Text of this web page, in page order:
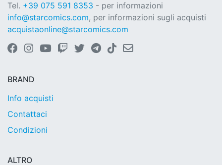
Tel. +39 075 591 8353 - per informazioni
info@starcomics.com, per informazioni sugli acquisti
acquistaonline@starcomics.com
BRAND
Info acquisti
Contattaci
Condizioni
ALTRO